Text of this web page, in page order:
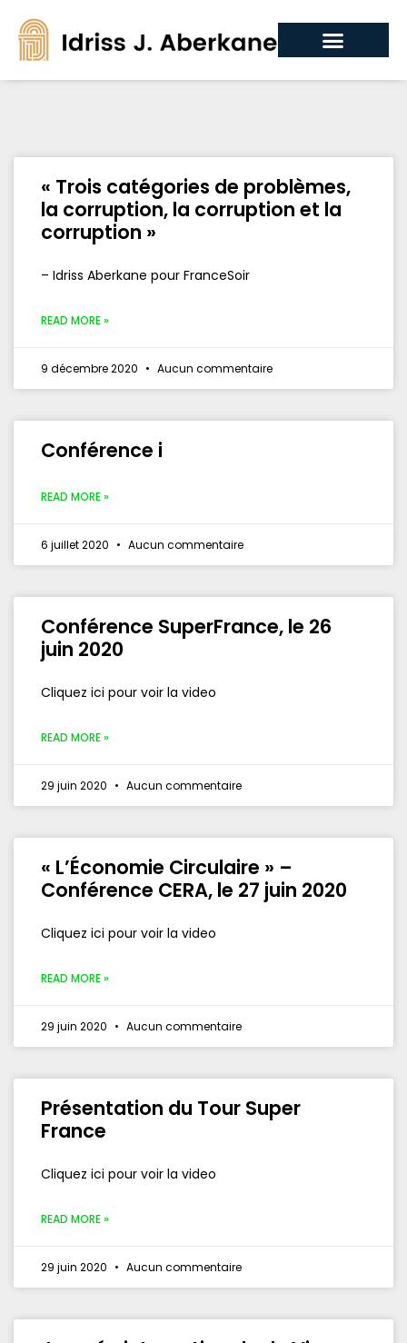
« Trois catégories de problèmes,
la corruption, la corruption et la
corruption »
– Idriss Aberkane pour FranceSoir
READ MORE »
9 décembre 2020 Aucun commentaire
Conférence i
READ MORE »
6 juillet 2020 Aucun commentaire
Conférence SuperFrance, le 26
juin 2020
Cliquez ici pour voir la video
READ MORE »
29 juin 2020 Aucun commentaire
« L’Économie Circulaire » –
Conférence CERA, le 27 juin 2020
Cliquez ici pour voir la video
READ MORE »
29 juin 2020 Aucun commentaire
Présentation du Tour Super
France
Cliquez ici pour voir la video
READ MORE »
29 juin 2020 Aucun commentaire